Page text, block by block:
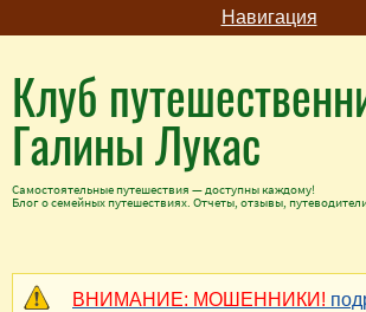
Навигация
Клуб
Галины Лукас
Самостоятельные путешествия — доступны каждому!
Блог о семейных путешествиях. Отчеты, отзывы,
ВНИМАНИЕ: МОШЕННИКИ!